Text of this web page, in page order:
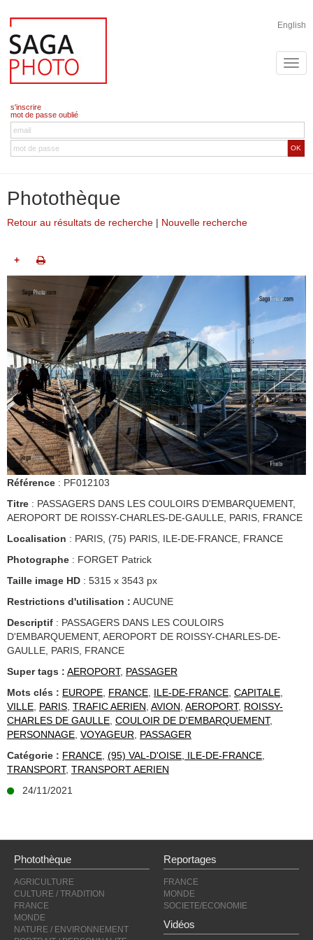
English
s'inscrire
mot de passe oublié
OK
Photothèque
Retour au résultats de recherche | Nouvelle recherche
+
Référence : PF012103
Titre : PASSAGERS DANS LES COULOIRS D'EMBARQUEMENT,
AEROPORT DE ROISSY-CHARLES-DE-GAULLE, PARIS, FRANCE
Localisation : PARIS, (75) PARIS, ILE-DE-FRANCE, FRANCE
Photographe : FORGET Patrick
Taille image HD : 5315 x 3543 px
Restrictions d'utilisation : AUCUNE
Descriptif : PASSAGERS DANS LES COULOIRS
D'EMBARQUEMENT, AEROPORT DE ROISSY-CHARLES-DE-
GAULLE, PARIS, FRANCE
Super tags : AEROPORT, PASSAGER
Mots clés : EUROPE, FRANCE, ILE-DE-FRANCE, CAPITALE,
VILLE, PARIS, TRAFIC AERIEN, AVION, AEROPORT, ROISSY-
CHARLES DE GAULLE, COULOIR DE D'EMBARQUEMENT,
PERSONNAGE, VOYAGEUR, PASSAGER
Catégorie : FRANCE, (95) VAL-D'OISE, ILE-DE-FRANCE,
TRANSPORT, TRANSPORT AERIEN
24/11/2021
Photothèque
AGRICULTURE
CULTURE / TRADITION
FRANCE
MONDE
NATURE / ENVIRONNEMENT
Reportages
FRANCE
MONDE
SOCIETE/ECONOMIE
Vidéos